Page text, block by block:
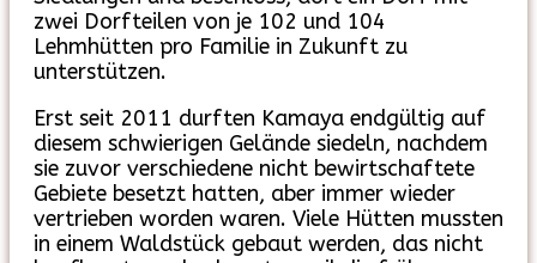
zwei Dorfteilen von je 102 und 104
Lehmhütten pro Familie in Zukunft zu
unterstützen.
Erst seit 2011 durften Kamaya endgültig auf
diesem schwierigen Gelände siedeln, nachdem
sie zuvor verschiedene nicht bewirtschaftete
Gebiete besetzt hatten, aber immer wieder
vertrieben worden waren. Viele Hütten mussten
in einem Waldstück gebaut werden, das nicht